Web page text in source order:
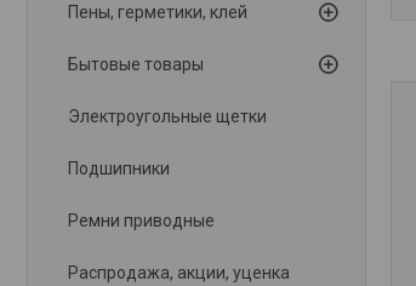
Пены, герметики, клей
Бытовые товары
Электроугольные щетки
Подшипники
Ремни приводные
Распродажа, акции, уценка